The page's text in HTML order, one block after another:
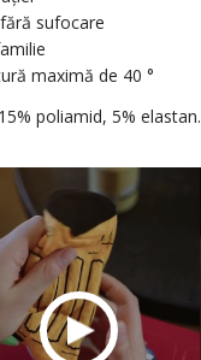
sufocare
maximă de 40 °
poliamid, 5% elastan.